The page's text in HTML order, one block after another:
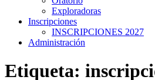
Exploradoras
Inscripciones
INSCRIPCIONES 2027
Administración
Etiqueta: